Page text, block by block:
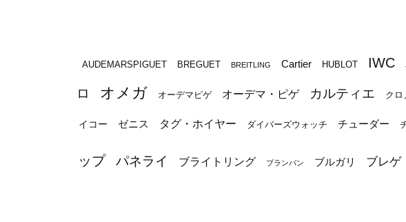
AUDEMARSPIGUET BREGUET BREITLING Cartier HUBLOT IWC
ロ オメガ オーデマピゲ オーデマ・ピゲ カルティエ クロ
イコー ゼニス タグ・ホイヤー ダイバーズウォッチ チューダー
ップ パネライ ブライトリング ブランパン ブルガリ ブレゲ